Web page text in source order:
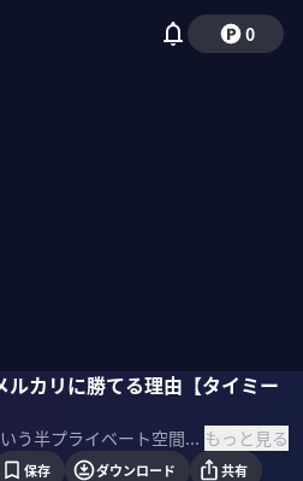
0
カリに勝てる理由【タイミー
タクシーという半プライベート空間を舞台に、PIVOT MC陣が企業トップへ独占インタビュー。普段とは違う環境の中で「会社の変革」「新サービスの開始」「新社長誕生」など、経営者の生の声を引き出す。 ＜ゲスト＞ ・タイミー代表 小川嶺 1997年4月13日生まれ。2017年8月にアパレル関連事業の株式会社Recolleを立ち上げるも1年で事業転換を決意。2018年8月よりスキマバイトアプリ「タイミー」を開始。Forbes JAPAN発表の「日本の起業家ランキング2024」では2位にランクインする。 ＜目次＞ もっと見る
保存 ダウンロード 共有